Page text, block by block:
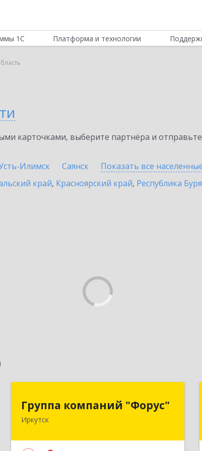
1С Платформа и технологии
карточками, выберите партнёра и
Илимск Саянск Показать все
край, Красноярский край, Республика
Группа компаний "Форус"
Иркутск
Группа компаний "Форус"
664007, Иркутская обл, Иркутск г,